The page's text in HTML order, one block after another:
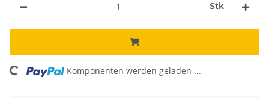
Stk
Komponenten werden geladen ...